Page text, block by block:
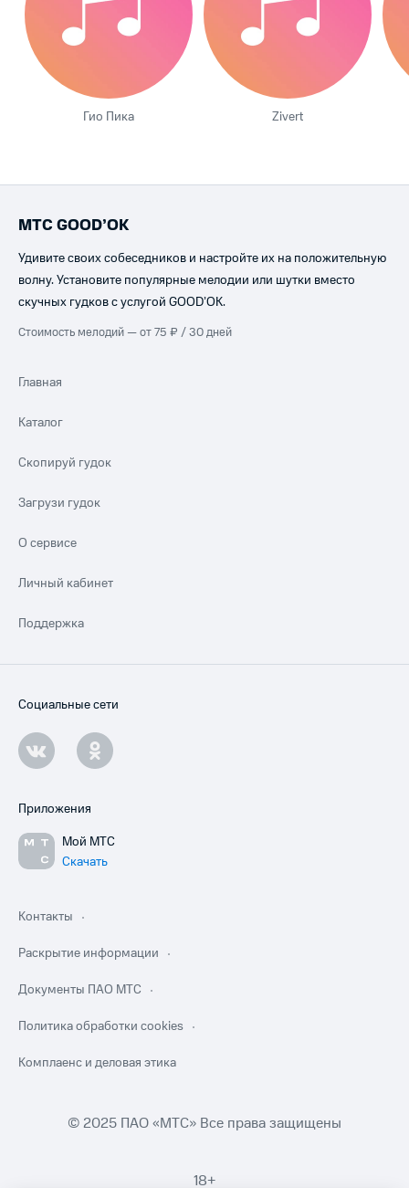
Гио Пика Zivert
МТС GOOD’OK
Удивите своих собеседников и настройте их на положительную
волну. Установите популярные мелодии или шутки вместо
скучных гудков с услугой GOOD’OK.
Стоимость мелодий — от 75 ₽ / 30 дней
Главная
Каталог
Скопируй гудок
Загрузи гудок
О сервисе
Личный кабинет
Поддержка
Социальные сети
Приложения
Мой МТС
Скачать
Контакты
Раскрытие информации
Документы ПАО МТС
Политика обработки cookies
Комплаенс и деловая этика
© 2025 ПАО «МТС» Все права защищены
18+